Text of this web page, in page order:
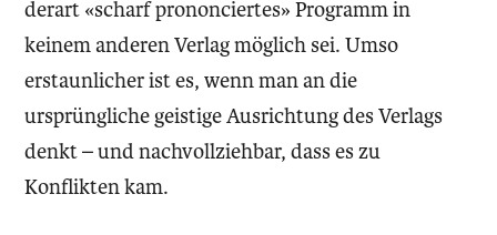
derart «scharf prononciertes» Programm in
keinem anderen Verlag möglich sei. Umso
erstaunlicher ist es, wenn man an die
ursprüngliche geistige Ausrichtung des Verlags
denkt – und nachvollziehbar, dass es zu
Konflikten kam.